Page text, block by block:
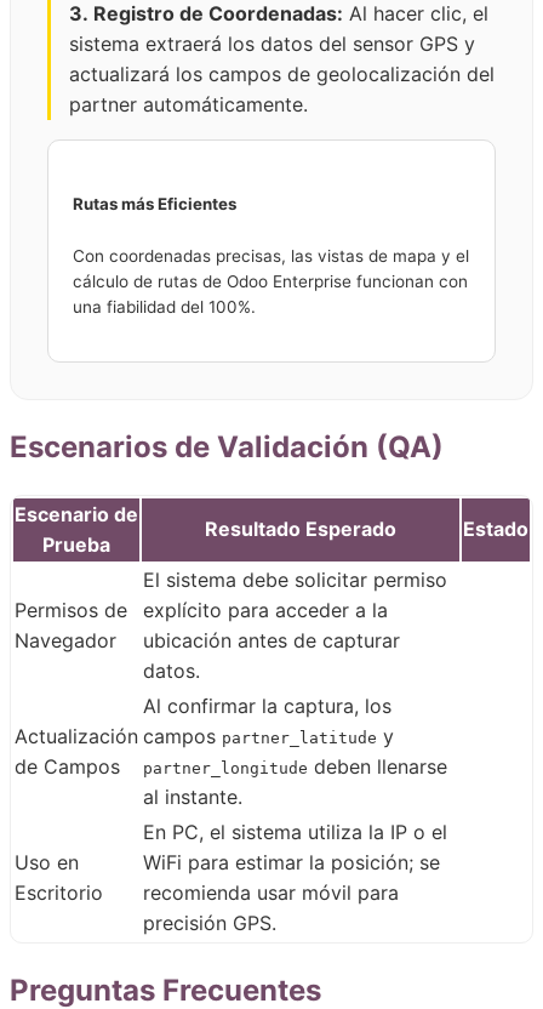
3. Registro de Coordenadas: Al hacer clic, el
sistema extraerá los datos del sensor GPS y
actualizará los campos de geolocalización del
partner automáticamente.
Rutas más Eficientes
Con coordenadas precisas, las vistas de mapa y el
cálculo de rutas de Odoo Enterprise funcionan con
una fiabilidad del 100%.
Escenarios de Validación (QA)
Escenario de
Prueba
Resultado Esperado Estado
Permisos de
Navegador
El sistema debe solicitar permiso
explícito para acceder a la
ubicación antes de capturar
datos.
Actualización
de Campos
Al confirmar la captura, los
campos partner_latitude y
partner_longitude deben llenarse
al instante.
Uso en
Escritorio
En PC, el sistema utiliza la IP o el
WiFi para estimar la posición; se
recomienda usar móvil para
precisión GPS.
Preguntas Frecuentes